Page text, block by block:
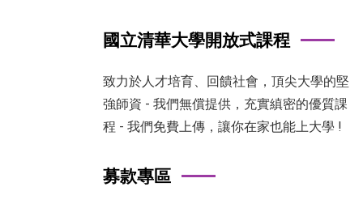
國立清華大學開放式課程
致力於人才培育、回饋社會，頂尖大學的堅
強師資 - 我們無償提供，充實縝密的優質課
程 - 我們免費上傳，讓你在家也能上大學 !
募款專區